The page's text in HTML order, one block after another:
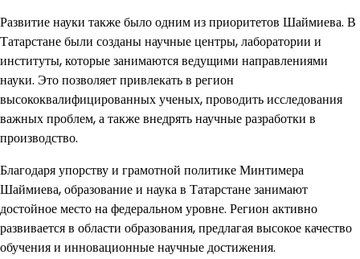
Развитие науки также было одним из приоритетов Шаймиева. В
Татарстане были созданы научные центры, лаборатории и
институты, которые занимаются ведущими направлениями
науки. Это позволяет привлекать в регион
высококвалифицированных ученых, проводить исследования
важных проблем, а также внедрять научные разработки в
производство.
Благодаря упорству и грамотной политике Минтимера
Шаймиева, образование и наука в Татарстане занимают
достойное место на федеральном уровне. Регион активно
развивается в области образования, предлагая высокое качество
обучения и инновационные научные достижения.